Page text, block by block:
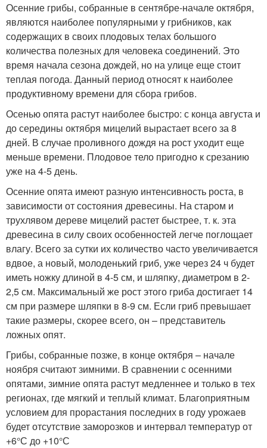
Осенние грибы, собранные в сентябре-начале октября,
являются наиболее популярными у грибников, как
содержащих в своих плодовых телах большого
количества полезных для человека соединений. Это
время начала сезона дождей, но на улице еще стоит
теплая погода. Данный период относят к наиболее
продуктивному времени для сбора грибов.
Осенью опята растут наиболее быстро: с конца августа и
до середины октября мицелий вырастает всего за 8
дней. В случае проливного дождя на рост уходит еще
меньше времени. Плодовое тело пригодно к срезанию
уже на 4-5 день.
Осенние опята имеют разную интенсивность роста, в
зависимости от состояния древесины. На старом и
трухлявом дереве мицелий растет быстрее, т. к. эта
древесина в силу своих особенностей легче поглощает
влагу. Всего за сутки их количество часто увеличивается
вдвое, а новый, молоденький гриб, уже через 24 ч будет
иметь ножку длиной в 4-5 см, и шляпку, диаметром в 2-
2,5 см. Максимальный же рост этого гриба достигает 14
см при размере шляпки в 8-9 см. Если гриб превышает
такие размеры, скорее всего, он – представитель
ложных опят.
Грибы, собранные позже, в конце октября – начале
ноября считают зимними. В сравнении с осенними
опятами, зимние опята растут медленнее и только в тех
регионах, где мягкий и теплый климат. Благоприятным
условием для прорастания последних в году урожаев
будет отсутствие заморозков и интервал температур от
+6°С до +10°С